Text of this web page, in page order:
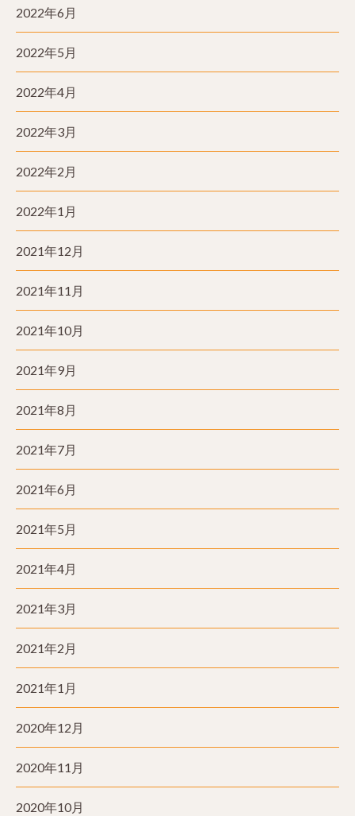
2022年6月
2022年5月
2022年4月
2022年3月
2022年2月
2022年1月
2021年12月
2021年11月
2021年10月
2021年9月
2021年8月
2021年7月
2021年6月
2021年5月
2021年4月
2021年3月
2021年2月
2021年1月
2020年12月
2020年11月
2020年10月